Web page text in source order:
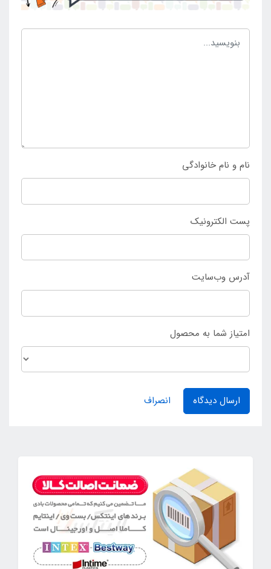
فصول گرما آن را مورد بهره برداری قرار داد. این محصول را
می توان در مسافرت و گردش به همراه داشت و در زمان
حضور در فضای باز با داشتن پمپ باد های مختلف آن را
نام و نام خانوادگی
پست الکترونیک
آدرس وب‌سایت
امتیاز شما به محصول
ارسال دیدگاه انصراف